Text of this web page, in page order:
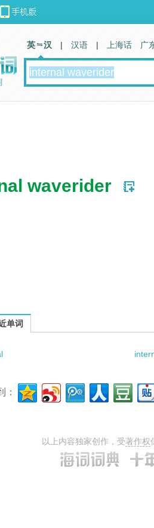
waverider
的相关资料：
单词
：
以上内容独家创作，受著作权
英 汉 | 汉语 | 上海话 广